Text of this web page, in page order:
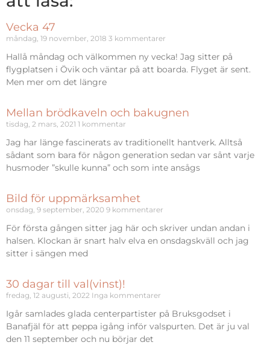
Vecka 47
måndag, 19 november, 2018 3 kommentarer
Hallå måndag och välkommen ny vecka! Jag sitter på
flygplatsen i Övik och väntar på att boarda. Flyget är sent.
Men mer om det längre
Mellan brödkaveln och bakugnen
tisdag, 2 mars, 2021 1 kommentar
Jag har länge fascinerats av traditionellt hantverk. Alltså
sådant som bara för någon generation sedan var sånt varje
husmoder ”skulle kunna” och som inte ansågs
Bild för uppmärksamhet
onsdag, 9 september, 2020 9 kommentarer
För första gången sitter jag här och skriver undan andan i
halsen. Klockan är snart halv elva en onsdagskväll och jag
sitter i sängen med
30 dagar till val(vinst)!
fredag, 12 augusti, 2022 Inga kommentarer
Igår samlades glada centerpartister på Bruksgodset i
Banafjäl för att peppa igång inför valspurten. Det är ju val
den 11 september och nu börjar det